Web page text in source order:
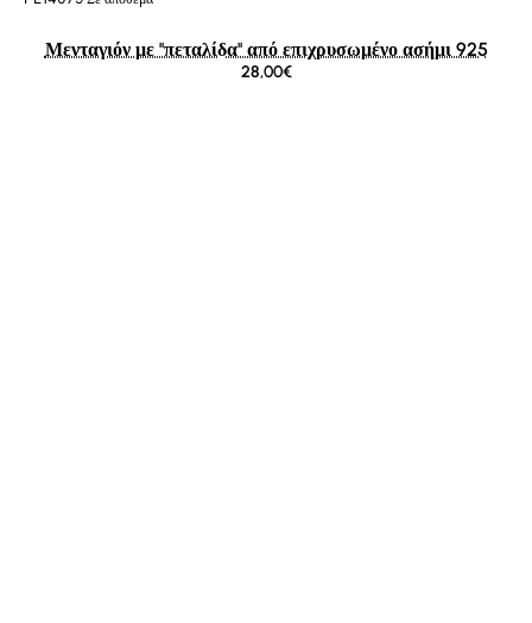
Μενταγιόν με ''πεταλίδα'' από επιχρυσωμένο ασήμι 925
28,00€